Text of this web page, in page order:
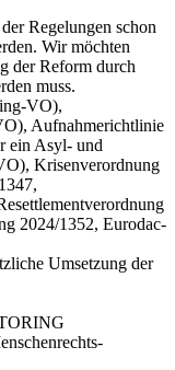
Regelungen schon
Wir möchten
der Reform durch
muss.
VO),
Aufnahmerichtlinie
ein Asyl- und
Krisenverordnung
2024/1352, Eurodac-
Umsetzung der